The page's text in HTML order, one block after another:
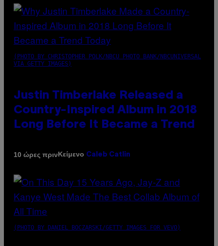
(PHOTO BY CHRISTOPHER POLK/NBCU PHOTO BANK/NBCUNIVERSAL
VIA GETTY IMAGES)
Justin Timberlake Released a
Country-Inspired Album in 2018
Long Before It Became a Trend
10 ώρες πρινΚείμενο Caleb Catlin
(PHOTO BY DANIEL BOCZARSKI/GETTY IMAGES FOR VEVO)